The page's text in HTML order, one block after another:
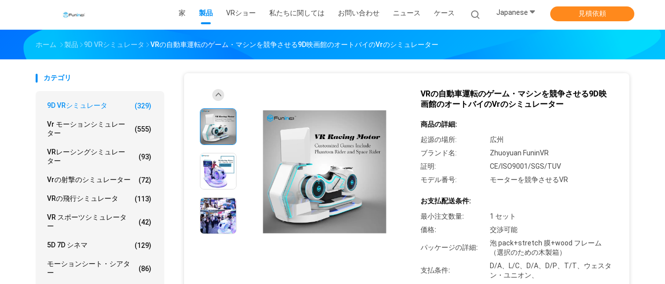
家 製品 VRショー 私たちに関しては お問い合わせ ニュース ケース Japanese 見積依頼
ホーム 製品 9D VRシミュレータ VRの自動車運転のゲーム・マシンを競争させる9D映画館のオートバイのVrのシミュレーター
カテゴリ
9D VRシミュレータ (329)
Vr モーションシミュレー
ター
(555)
VRレーシングシミュレー
ター
(93)
Vrの射撃のシミュレーター (72)
VRの飛行シミュレータ (113)
VR スポーツシミュレータ
ー
(42)
5D 7D シネマ (129)
モーションシート・シアタ
ー
(86)
VRの自動車運転のゲーム・マシンを競争させる9D映
画館のオートバイのVrのシミュレーター
商品の詳細:
起源の場所:
広州
ブランド名:
Zhuoyuan FuninVR
証明:
CE/ISO9001/SGS/TUV
モデル番号:
モーターを競争させるVR
お支払配送条件:
最小注文数量:
1 セット
価格:
交渉可能
パッケージの詳細:
泡 pack+stretch 膜+wood フレーム
（選択のための木製箱）
支払条件:
D/A、L/C、D/A、D/P、T/T、ウェスタ
ン・ユニオン、